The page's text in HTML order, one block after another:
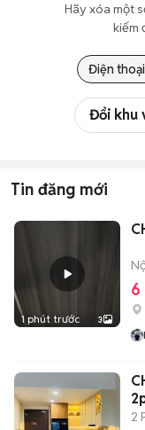
Hãy xóa một
kiếm
Điện thoại
Đổi khu
Tin đăng mới
1 phút trước 3
6
2